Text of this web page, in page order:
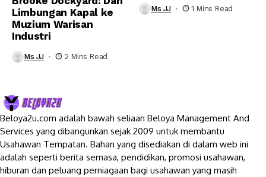
Limbungan Kapal ke
Muzium Warisan
Industri
Ms JJ 2 Mins Read
Ms JJ 1 Mins Read
Beloya2u.com adalah bawah seliaan Beloya Management And
Services yang dibangunkan sejak 2009 untuk membantu
Usahawan Tempatan. Bahan yang disediakan di dalam web ini
adalah seperti berita semasa, pendidikan, promosi usahawan,
hiburan dan peluang perniagaan bagi usahawan yang masih